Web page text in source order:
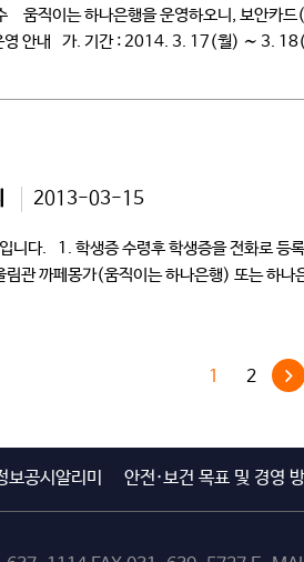
직이는 하나은행을 운영하오니, 보안카
영 안내 가. 기간 : 2014. 3. 17(월) ∼ 3.
2013-03-15
니다. 1. 학생증 수령후 학생증을 전화로
림관 까페몽가(움직이는 하나은행) 또는
1 2
보공시알리미 안전·보건 목표 및 경영